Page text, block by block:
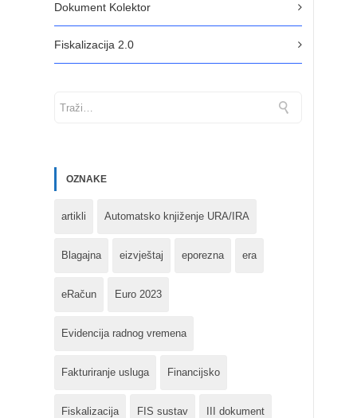
Dokument Kolektor
Fiskalizacija 2.0
OZNAKE
artikli Automatsko knjiženje URA/IRA
Blagajna eizvještaj eporezna era
eRačun Euro 2023
Evidencija radnog vremena
Fakturiranje usluga Financijsko
Fiskalizacija FIS sustav III dokument